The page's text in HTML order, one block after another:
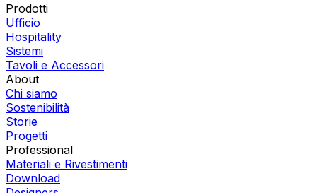
Prodotti
Ufficio
Hospitality
Sistemi
Tavoli e Accessori
About
Chi siamo
Sostenibilità
Storie
Progetti
Professional
Materiali e Rivestimenti
Download